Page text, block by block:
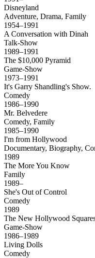
Disneyland
Adventure, Drama, Family
1954–1991
A Conversation with Dinah
Talk-Show
1989–1991
The $10,000 Pyramid
Game-Show
1973–1991
It's Garry Shandling's Show.
Comedy
1986–1990
Mr. Belvedere
Comedy, Family
1985–1990
I'm from Hollywood
Documentary, Biography,
1989
The More You Know
Family
1989–
She's Out of Control
Comedy
1989
The New Hollywood
Game-Show
1986–1989
Living Dolls
Comedy